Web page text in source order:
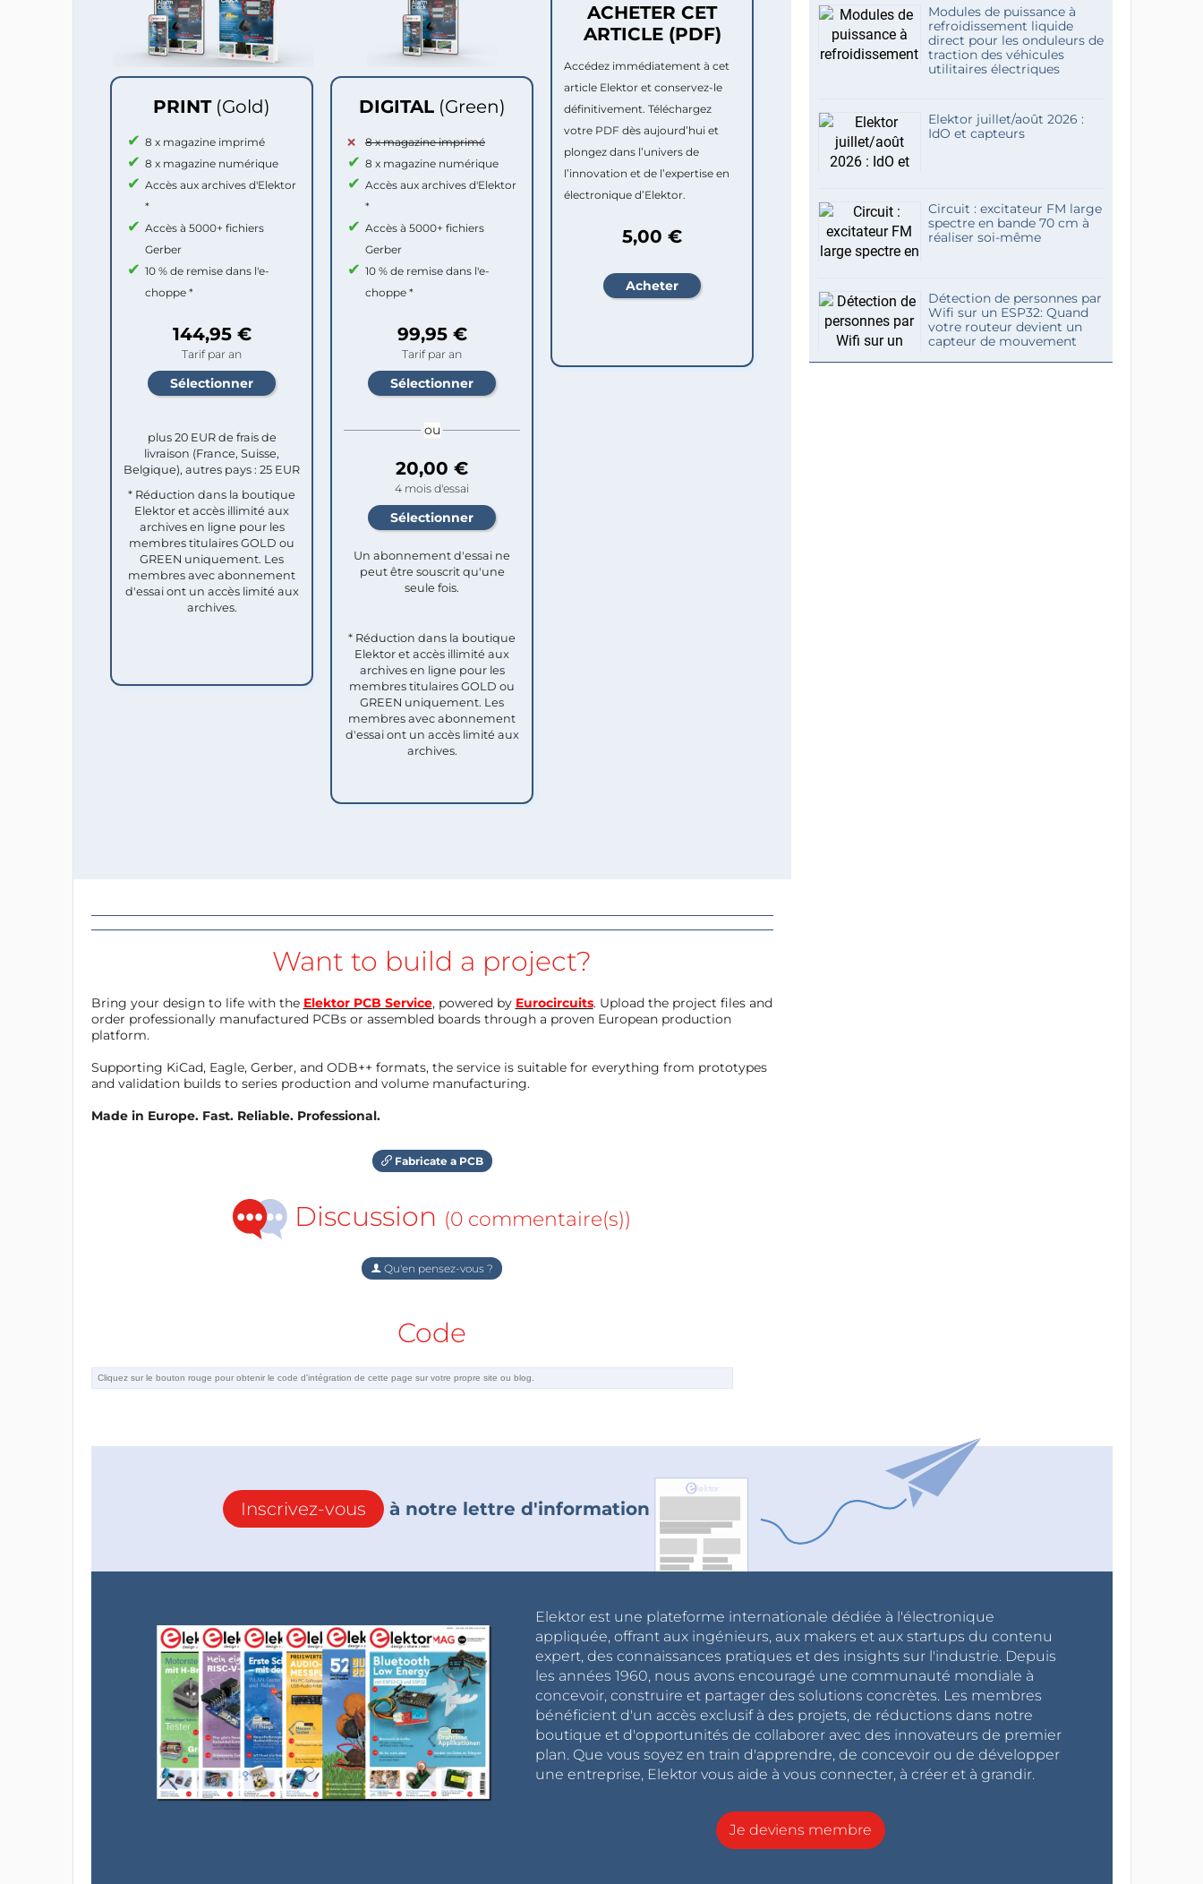
PRINT (Gold)
8 x magazine imprimé
8 x magazine numérique
Accès aux archives d'Elektor
*
Accès à 5000+ fichiers
Gerber
10 % de remise dans l'e-
choppe *
144,95 €
Tarif par an
plus 20 EUR de frais de
livraison (France, Suisse,
Belgique), autres pays : 25 EUR
* Réduction dans la boutique
Elektor et accès illimité aux
archives en ligne pour les
membres titulaires GOLD ou
GREEN uniquement. Les
membres avec abonnement
d'essai ont un accès limité aux
archives.
DIGITAL (Green)
8 x magazine imprimé
8 x magazine numérique
Accès aux archives d'Elektor
*
Accès à 5000+ fichiers
Gerber
10 % de remise dans l'e-
choppe *
99,95 €
Tarif par an
ou
20,00 €
4 mois d'essai
Un abonnement d'essai ne
peut être souscrit qu'une
seule fois.​
* Réduction dans la boutique
Elektor et accès illimité aux
archives en ligne pour les
membres titulaires GOLD ou
GREEN uniquement. Les
membres avec abonnement
d'essai ont un accès limité aux
archives.
ACHETER CET
ARTICLE (PDF)
Accédez immédiatement à cet
article Elektor et conservez-le
définitivement. Téléchargez
votre PDF dès aujourd’hui et
plongez dans l’univers de
l’innovation et de l’expertise en
électronique d’Elektor.
5,00 €
Want to build a project?
Bring your design to life with the Elektor PCB Service, powered by Eurocircuits. Upload the project files and
order professionally manufactured PCBs or assembled boards through a proven European production
platform.
Supporting KiCad, Eagle, Gerber, and ODB++ formats, the service is suitable for everything from prototypes
and validation builds to series production and volume manufacturing.
Made in Europe. Fast. Reliable. Professional.
Fabricate a PCB
Discussion (0 commentaire(s))
Qu'en pensez-vous ?
Code
Modules de puissance à
refroidissement liquide
direct pour les onduleurs de
traction des véhicules
utilitaires électriques
Elektor juillet/août 2026 :
IdO et capteurs
Circuit : excitateur FM large
spectre en bande 70 cm à
réaliser soi-même
Détection de personnes par
Wifi sur un ESP32: Quand
votre routeur devient un
capteur de mouvement
Inscrivez-vous à notre lettre d'information
Elektor est une plateforme internationale dédiée à l'électronique
appliquée, offrant aux ingénieurs, aux makers et aux startups du contenu
expert, des connaissances pratiques et des insights sur l'industrie. Depuis
les années 1960, nous avons encouragé une communauté mondiale à
concevoir, construire et partager des solutions concrètes. Les membres
bénéficient d'un accès exclusif à des projets, de réductions dans notre
boutique et d'opportunités de collaborer avec des innovateurs de premier
plan. Que vous soyez en train d'apprendre, de concevoir ou de développer
une entreprise, Elektor vous aide à vous connecter, à créer et à grandir.
Je deviens membre